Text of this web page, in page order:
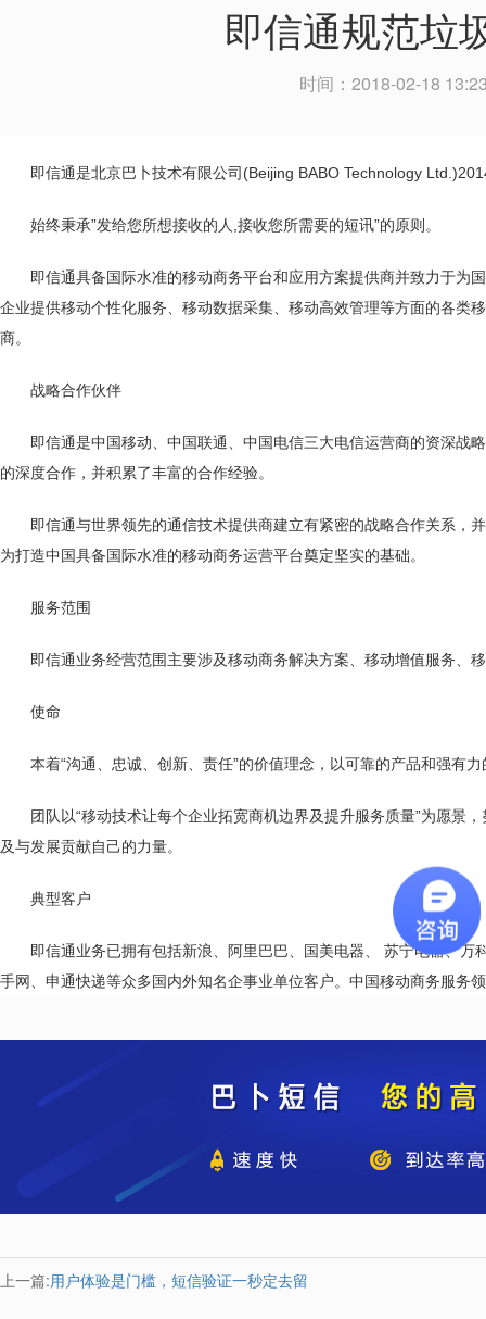
即信通规范垃
时间： 2018-02-18
即信通是北京巴卜技术有限公司(Beijing BABO Technology
始终秉承”发给您所想接收的人,接收您所需要的短讯”的原则。
即信通具备国际水准的移动商务平台和应用方案提供商并致力于为
企业提供移动个性化服务、移动数据采集、移动高效管理等方面的各类
商。
战略合作伙伴
即信通是中国移动、中国联通、中国电信三大电信运营商的资深战
的深度合作，并积累了丰富的合作经验。
即信通与世界领先的通信技术提供商建立有紧密的战略合作关系，
为打造中国具备国际水准的移动商务运营平台奠定坚实的基础。
服务范围
即信通业务经营范围主要涉及移动商务解决方案、移动增值服务、
使命
本着“沟通、忠诚、创新、责任”的价值理念，以可靠的产品和强有
团队以“移动技术让每个企业拓宽商机边界及提升服务质量”为愿景
及与发展贡献自己的力量。
典型客户
即信通业务已拥有包括新浪、阿里巴巴、国美电器、 苏宁电器、万
手网、申通快递等众多国内外知名企事业单位客户。中国移动商务服务
上一篇:用户体验是门槛，短信验证一秒定去留